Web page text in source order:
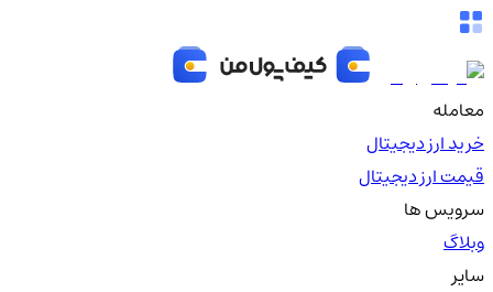
معامله
خرید ارز دیجیتال
قیمت ارز دیجیتال
سرویس ها
وبلاگ
سایر